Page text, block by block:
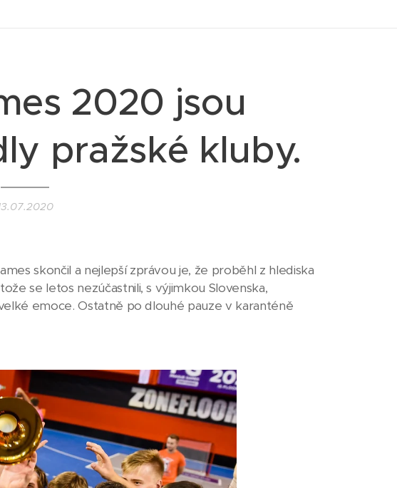
2020 jsou
pražské kluby.
skončil a nejlepší zprávou je, že proběhl z hlediska
se letos nezúčastnili, s výjimkou Slovenska,
emoce. Ostatně po dlouhé pauze v karanténě